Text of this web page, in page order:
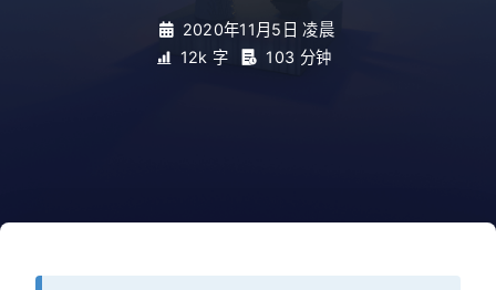
2020年11月5日 凌晨
12k 字
103 分钟